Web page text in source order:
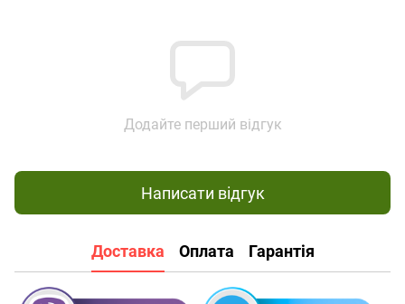
Додайте перший відгук
Написати відгук
Доставка Оплата Гарантія